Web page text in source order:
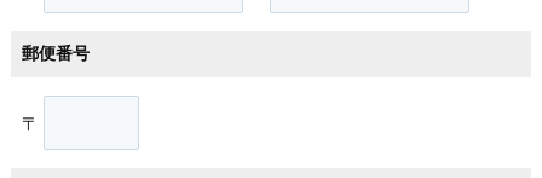
郵便番号
〒